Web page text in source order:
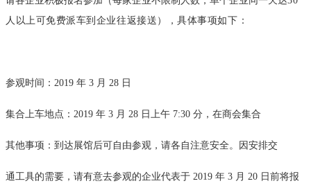
人以上可免费派车到企业往返接送），具体事项如下：
参观时间：2019 年 3 月 28 日
集合上车地点：2019 年 3 月 28 日上午 7:30 分，在商会集合
其他事项：到达展馆后可自由参观，请各自注意安全。因安排交
通工具的需要，请有意去参观的企业代表于 2019 年 3 月 20 日前将报